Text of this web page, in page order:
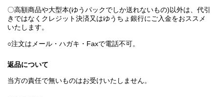
〇高額商品や大型本(ゆうパックでしか送れないもの)以外は、代引
きではなくクレジット決済又はゆうちょ銀行にご入金をおススメ
いたします。
○注文はメール・ハガキ・Faxで電話不可。
返品について
当方の責任で無いものはお受けいたしません。